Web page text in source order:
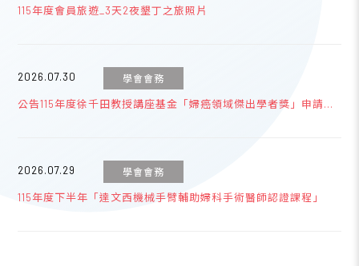
115年度會員旅遊_3天2夜墾丁之旅照片
2026.07.30 學會會務
公告115年度徐千田教授講座基金「婦癌領域傑出學者獎」申請事
2026.07.29 學會會務
115年度下半年「達文西機械手臂輔助婦科手術醫師認證課程」